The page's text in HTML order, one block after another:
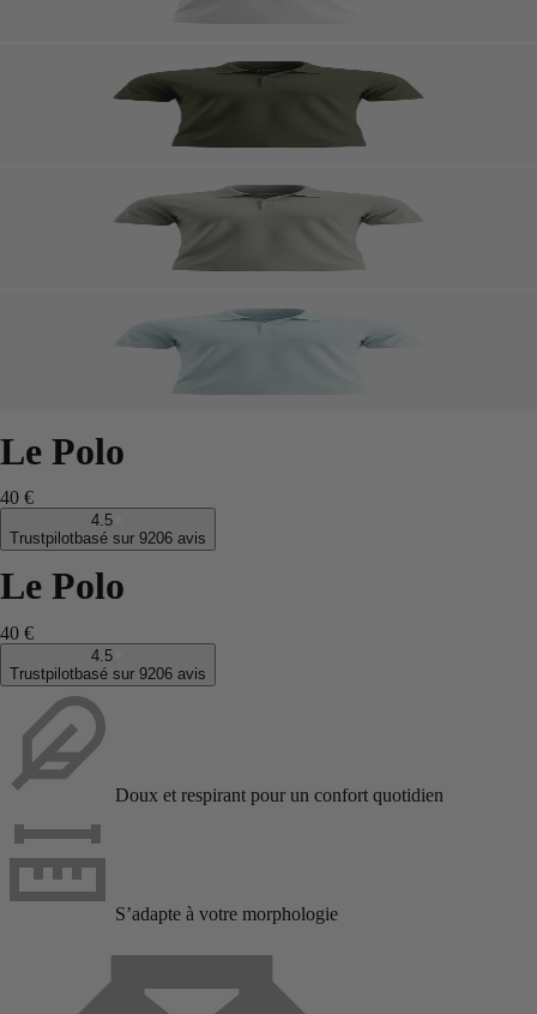
Le Polo
40 €
4.5
Trustpilotbasé sur 9206 avis
Le Polo
40 €
4.5
Trustpilotbasé sur 9206 avis
Doux et respirant pour un confort quotidien
S’adapte à votre morphologie